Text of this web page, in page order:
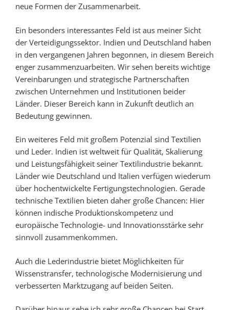
neue Formen der Zusammenarbeit.
Ein besonders interessantes Feld ist aus meiner Sicht
der Verteidigungssektor. Indien und Deutschland haben
in den vergangenen Jahren begonnen, in diesem Bereich
enger zusammenzuarbeiten. Wir sehen bereits wichtige
Vereinbarungen und strategische Partnerschaften
zwischen Unternehmen und Institutionen beider
Länder. Dieser Bereich kann in Zukunft deutlich an
Bedeutung gewinnen.
Ein weiteres Feld mit großem Potenzial sind Textilien
und Leder. Indien ist weltweit für Qualität, Skalierung
und Leistungsfähigkeit seiner Textilindustrie bekannt.
Länder wie Deutschland und Italien verfügen wiederum
über hochentwickelte Fertigungstechnologien. Gerade
technische Textilien bieten daher große Chancen: Hier
können indische Produktionskompetenz und
europäische Technologie- und Innovationsstärke sehr
sinnvoll zusammenkommen.
Auch die Lederindustrie bietet Möglichkeiten für
Wissenstransfer, technologische Modernisierung und
verbesserten Marktzugang auf beiden Seiten.